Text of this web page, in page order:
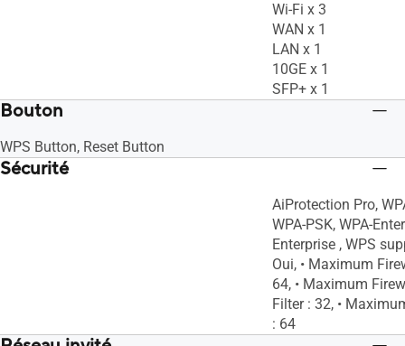
Wi-Fi x 3
WAN x 1
LAN x 1
10GE x 1
SFP+ x 1
Bouton
WPS Button, Reset Button
Sécurité
AiProtection Pro,
WPA-PSK, WPA-
Enterprise , WPS
Oui, • Maximum
64, • Maximum
Filter : 32, •
: 64